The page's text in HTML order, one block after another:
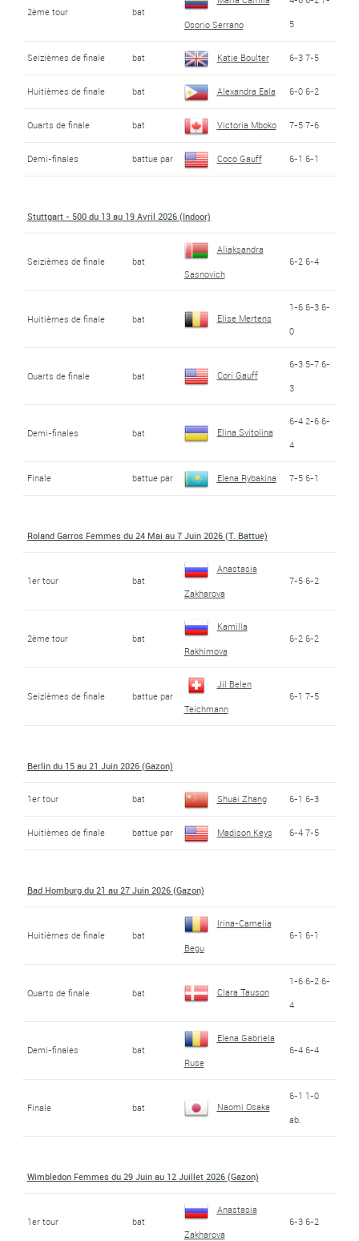
2ème tour bat
Osorio Serrano
5
Seizièmes de finale bat Katie Boulter 6-3 7-5
Huitièmes de finale bat Alexandra Eala 6-0 6-2
Quarts de finale bat Victoria Mboko 7-5 7-6
Demi-finales battue par Coco Gauff 6-1 6-1
Stuttgart - 500 du 13 au 19 Avril 2026 (Indoor)
Seizièmes de finale bat
Aliaksandra
Sasnovich
6-2 6-4
Huitièmes de finale bat Elise Mertens
1-6 6-3 6-
0
Quarts de finale bat Cori Gauff
6-3 5-7 6-
3
Demi-finales bat Elina Svitolina
6-4 2-6 6-
4
Finale battue par Elena Rybakina 7-5 6-1
Roland Garros Femmes du 24 Mai au 7 Juin 2026 (T. Battue)
1er tour bat
Anastasia
Zakharova
7-5 6-2
2ème tour bat
Kamilla
Rakhimova
6-2 6-2
Seizièmes de finale battue par
Jil Belen
Teichmann
6-1 7-5
Berlin du 15 au 21 Juin 2026 (Gazon)
1er tour bat Shuai Zhang 6-1 6-3
Huitièmes de finale battue par Madison Keys 6-4 7-5
Bad Homburg du 21 au 27 Juin 2026 (Gazon)
Huitièmes de finale bat
Irina-Camelia
Begu
6-1 6-1
Quarts de finale bat Clara Tauson
1-6 6-2 6-
4
Demi-finales bat
Elena Gabriela
Ruse
6-4 6-4
Finale bat Naomi Osaka
6-1 1-0
ab.
Wimbledon Femmes du 29 Juin au 12 Juillet 2026 (Gazon)
1er tour bat
Anastasia
Zakharova
6-3 6-2